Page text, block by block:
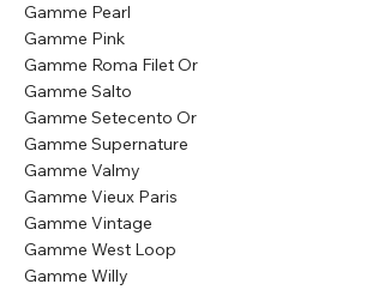
Gamme Pearl
Gamme Pink
Gamme Roma Filet Or
Gamme Salto
Gamme Setecento Or
Gamme Supernature
Gamme Valmy
Gamme Vieux Paris
Gamme Vintage
Gamme West Loop
Gamme Willy